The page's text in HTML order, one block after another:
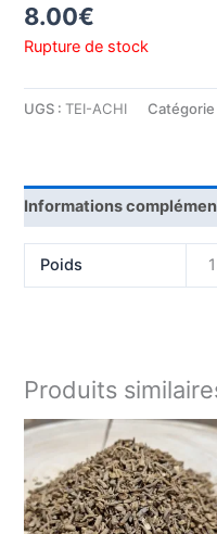
8.00€
Rupture de stock
UGS :TEI-ACHI Catégorie
Informations
Poids
Produits